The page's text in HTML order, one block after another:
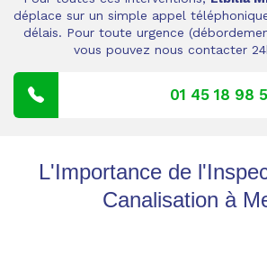
déplace sur un simple appel
délais. Pour toute urgence
vous pouvez nous contacter
01 45 18 98
L'Importance de
Canalisation à